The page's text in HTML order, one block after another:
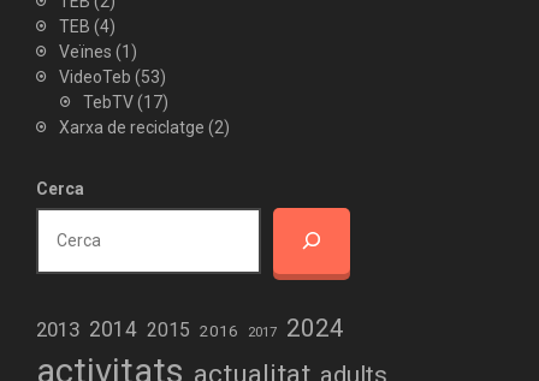
TEB (4)
Veïnes (1)
VideoTeb (53)
TebTV(17)
Xarxa de reciclatge (2)
Cerca
2013 2014 2015 2016 2017 2024
activitats actualitat adults